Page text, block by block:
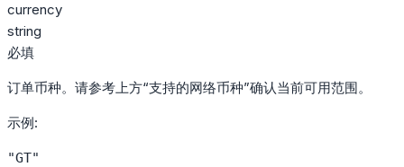
currency
string
必填
订单币种。请参考上方“支持的网络币种”确认当前可用范围。
示例:
"GT"